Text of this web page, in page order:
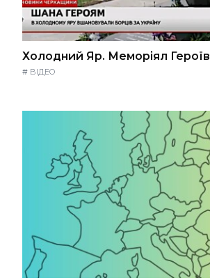
Холодний Яр. Меморіял Героїв
# ВІДЕО